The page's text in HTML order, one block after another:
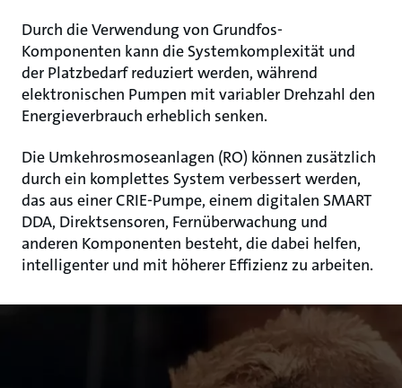
Durch die Verwendung von Grundfos-
Komponenten kann die Systemkomplexität und
der Platzbedarf reduziert werden, während
elektronischen Pumpen mit variabler Drehzahl den
Energieverbrauch erheblich senken.
Die Umkehrosmoseanlagen (RO) können zusätzlich
durch ein komplettes System verbessert werden,
das aus einer CRIE-Pumpe, einem digitalen SMART
DDA, Direktsensoren, Fernüberwachung und
anderen Komponenten besteht, die dabei helfen,
intelligenter und mit höherer Effizienz zu arbeiten.